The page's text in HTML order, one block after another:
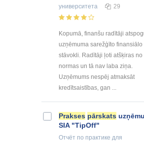
университета
29
Kopumā, finanšu radītāji
uzņēmuma sarežģīto finansiālo
stāvokli. Radītāji ļoti atšķiras no
normas un tā nav laba ziņa.
Uzņēmums nespēj atmaksāt
kredītsaistības, gan ...
Prakses pārskats
SIA "TipOff"
Отчёт по практике для